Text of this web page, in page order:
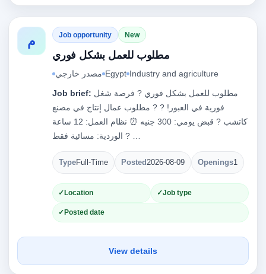
م Job opportunity New
مطلوب للعمل بشكل فوري
مصدر خارجي Egypt Industry and agriculture
Job brief:
فورية في العبور! ? ? مطلوب عمال إنتاج في مصنع
كاتشب ? قبض يومي: 300 جنيه ⏰ نظام العمل: 12 ساعة
TypeFull-Time Posted2026-08-09 Openings1
Location Job type
Posted date
View details